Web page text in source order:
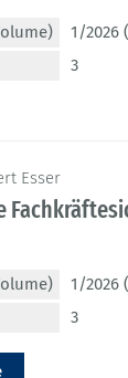
1/2026
3
Esser
1/2026
3